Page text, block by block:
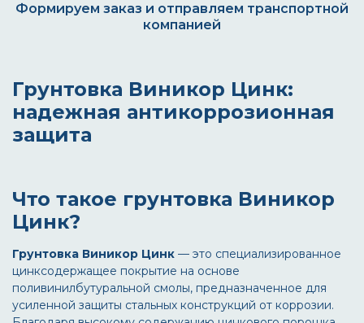
Формируем заказ и отправляем транспортной
компанией
Грунтовка Виникор Цинк:
надежная антикоррозионная
защита
Что такое грунтовка Виникор
Цинк?
Грунтовка Виникор Цинк — это специализированное
цинксодержащее покрытие на основе
поливинилбутуральной смолы, предназначенное для
усиленной защиты стальных конструкций от коррозии.